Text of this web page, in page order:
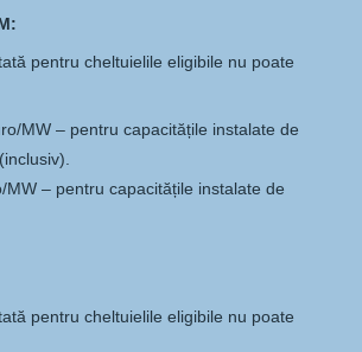
pentru cheltuielile eligibile nu poate
MW – pentru capacitățile instalate de
MW – pentru capacitățile instalate de
pentru cheltuielile eligibile nu poate